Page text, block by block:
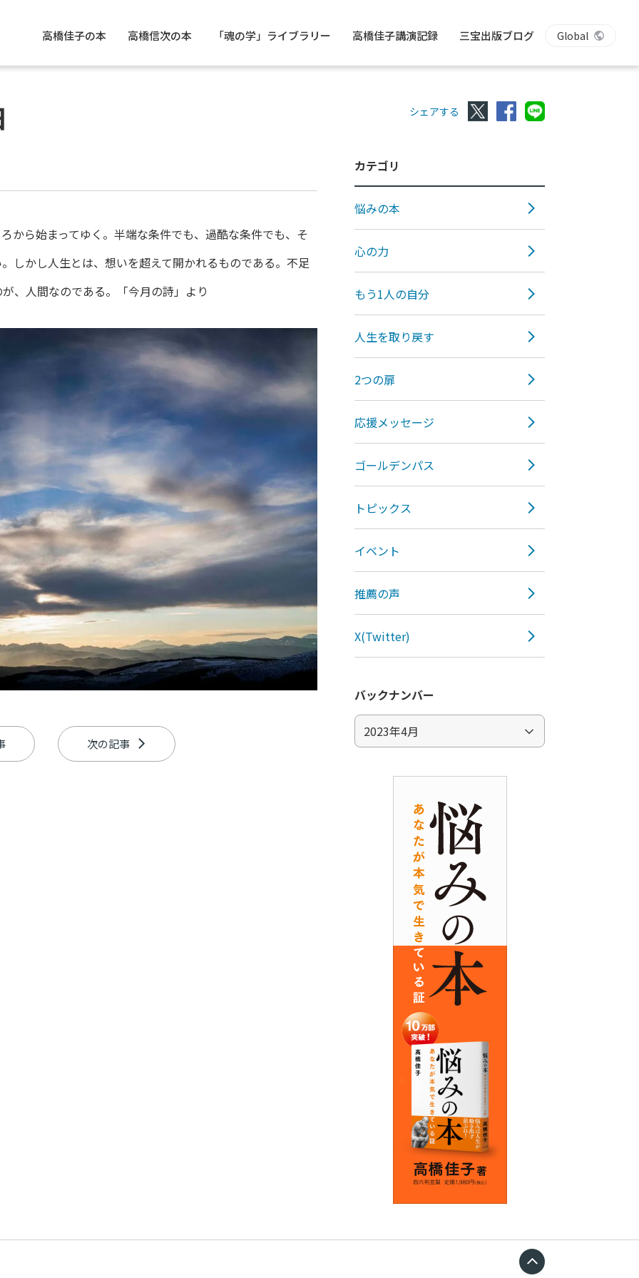
高橋佳子の本 高橋信次の本 「魂の学」ライブラリー 高橋佳子講演記録 三宝出版ブログ Global
から始まってゆく。半端な条件でも、過酷な条件でも、そ
しかし人生とは、想いを超えて開かれるものである。不足
、人間なのである。「今月の詩」より
次の記事
シェアする
カテゴリ
悩みの本
心の力
もう1人の自分
人生を取り戻す
2つの扉
応援メッセージ
ゴールデンパス
トピックス
イベント
推薦の声
X(Twitter)
バックナンバー